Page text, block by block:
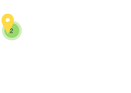
2